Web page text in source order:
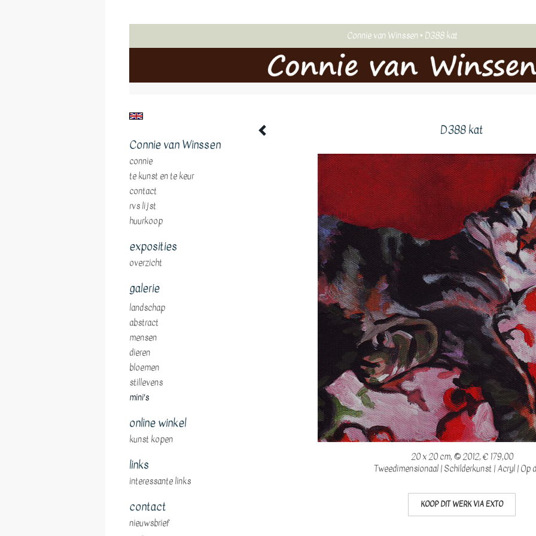
Connie van Winssen D388 kat
D388 kat
20 x 20 cm, © 2012, € 179,00
Tweedimensionaal | Schilderkunst | Acryl | Op
KOOP DIT WERK VIA EXTO
Connie van Winssen
connie
te kunst en te keur
contact
rvs lijst
huurkoop
exposities
overzicht
galerie
landschap
abstract
mensen
dieren
bloemen
stillevens
mini's
online winkel
kunst kopen
links
interessante links
contact
nieuwsbrief